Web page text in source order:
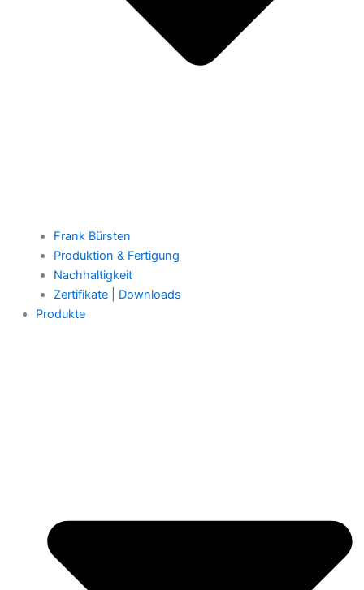
Frank Bürsten
Produktion & Fertigung
Nachhaltigkeit
Zertifikate | Downloads
Produkte